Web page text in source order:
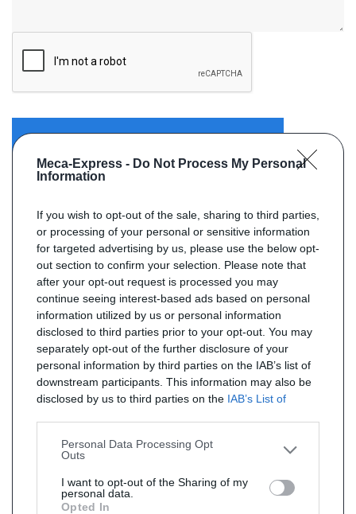
Meca-Express - Do Not Process My Personal
Information
If you wish to opt-out of the sale, sharing to third parties,
or processing of your personal or sensitive information
for targeted advertising by us, please use the below opt-
out section to confirm your selection. Please note that
after your opt-out request is processed you may
continue seeing interest-based ads based on personal
information utilized by us or personal information
disclosed to third parties prior to your opt-out. You may
separately opt-out of the further disclosure of your
personal information by third parties on the IAB’s list of
downstream participants. This information may also be
disclosed by us to third parties on the IAB’s List of
Personal Data Processing Opt
Outs
I want to opt-out of the Sharing of my
personal data.
Opted In